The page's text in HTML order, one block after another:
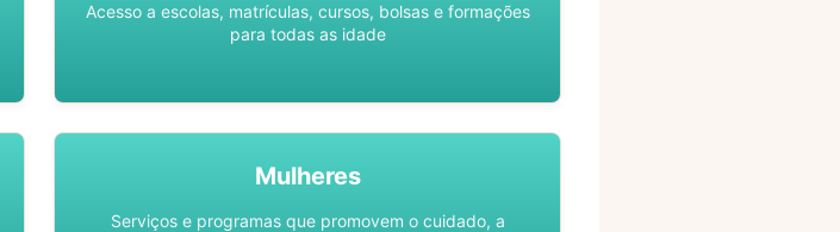
Acesso a escolas, matrículas, cursos, bolsas e formações
para todas as idade
Mulheres
Serviços e programas que promovem o cuidado, a